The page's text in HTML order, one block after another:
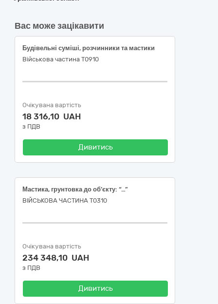
Вас може зацікавити
Будівельні суміші, розчинники та мастики
Військова частина Т0910
Очікувана вартість
18 316,10 UAH
з ПДВ
Дивитись
Мастика, грунтовка до об’єкту: “…”
ВІЙСЬКОВА ЧАСТИНА Т0310
Очікувана вартість
234 348,10 UAH
з ПДВ
Дивитись